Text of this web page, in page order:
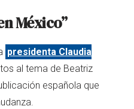
México”
presidenta Claudia
al tema de Beatriz
española que